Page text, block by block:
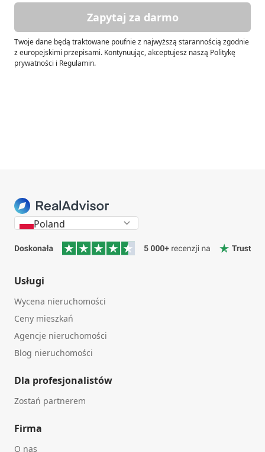
Zapytaj za darmo
Twoje dane będą traktowane poufnie z najwyższą starannością zgodnie
z europejskimi przepisami. Kontynuując, akceptujesz naszą Politykę
prywatności i Regulamin.
Poland
Usługi
Wycena nieruchomości
Ceny mieszkań
Agencje nieruchomości
Blog nieruchomości
Dla profesjonalistów
Zostań partnerem
Firma
O nas